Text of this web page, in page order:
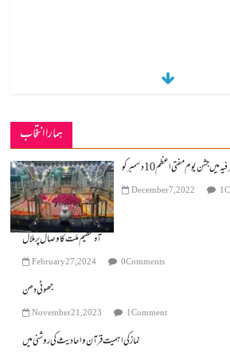
ہمارا انتخاب
میں جشن یوم مفتی اعظم 10دسمبر کو
December 7, 2022 1
آہ عظیم ملت کا وصال پر ملال
February 27, 2024 0 Comments
جھوٹی دھن
November 21, 2023 1 Comment
نماز کی اہمیت قرآن و احادیث کی روشنی میں